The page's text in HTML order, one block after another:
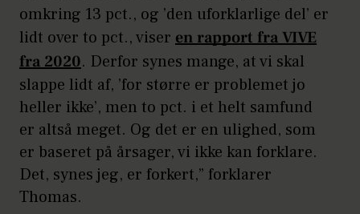
omkring 13 pct., og ’den uforklarlige del’ er
lidt over to pct., viser en rapport fra VIVE
fra 2020. Derfor synes mange, at vi skal
slappe lidt af, ’for større er problemet jo
heller ikke’, men to pct. i et helt samfund
er altså meget. Og det er en ulighed, som
er baseret på årsager, vi ikke kan forklare.
Det, synes jeg, er forkert,” forklarer
Thomas.